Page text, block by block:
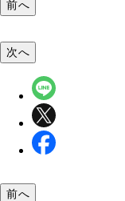
前へ
次へ
前へ